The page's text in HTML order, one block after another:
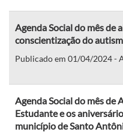
Agenda Social do mês de
conscientização do
Publicado em 01/04/2024 -
Agenda Social do mês de
Estudante e os
município de Santo